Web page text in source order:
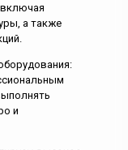
включая
а также
и